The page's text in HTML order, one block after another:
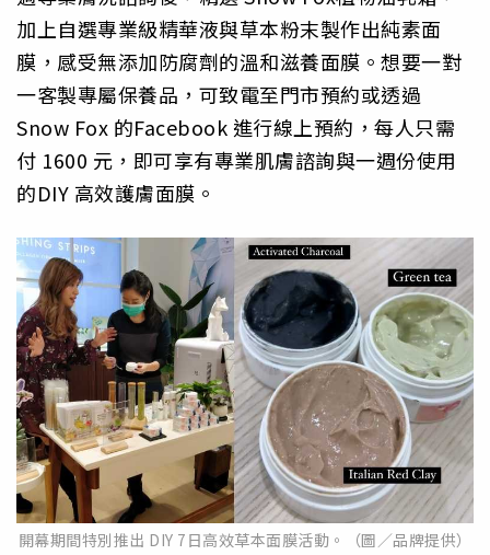
加上自選專業級精華液與草本粉末製作出純素面
膜，感受無添加防腐劑的溫和滋養面膜。想要一對
一客製專屬保養品，可致電至門市預約或透過
Snow Fox 的Facebook 進行線上預約，每人只需
付 1600 元，即可享有專業肌膚諮詢與一週份使用
的DIY 高效護膚面膜。
開幕期間特別推出 DIY 7日高效草本面膜活動。（圖／品牌提供）